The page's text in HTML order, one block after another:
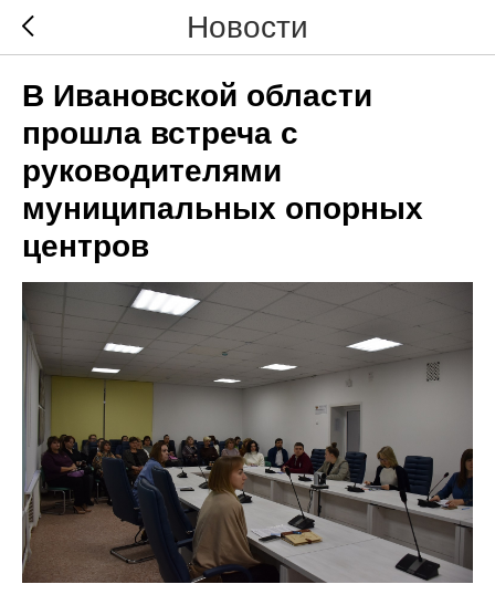
Новости
В Ивановской области
прошла встреча с
руководителями
муниципальных опорных
центров